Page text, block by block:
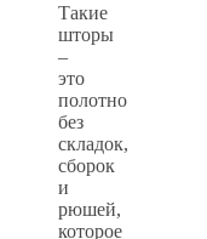
Такие
шторы
–
это
полотно
без
складок,
сборок
и
рюшей,
которое